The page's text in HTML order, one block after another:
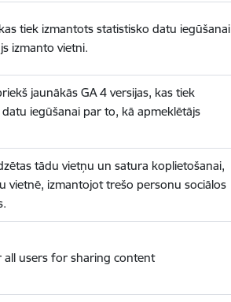
tiek izmantots statistisko datu iegūšanai
izmanto vietni.
jaunākās GA 4 versijas, kas tiek
iegūšanai par to, kā apmeklētājs
tādu vietņu un satura koplietošanai,
vietnē, izmantojot trešo personu sociālos
all users for sharing content